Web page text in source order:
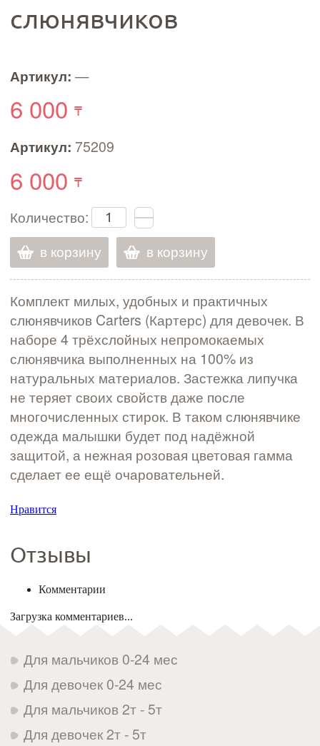
слюнявчиков
Артикул: —
6 000
Артикул: 75209
6 000
Количество:
в корзину
в корзину
Комплект милых, удобных и практичных
слюнявчиков Carters (Картерс) для девочек. В
наборе 4 трёхслойных непромокаемых
слюнявчика выполненных на 100% из
натуральных материалов. Застежка липучка
не теряет своих свойств даже после
многочисленных стирок. В таком слюнявчике
одежда малышки будет под надёжной
защитой, а нежная розовая цветовая гамма
сделает ее ещё очаровательней.
Нравится
Отзывы
Комментарии
Загрузка комментариев...
Для мальчиков 0-24 мес
Для девочек 0-24 мес
Для мальчиков 2т - 5т
Для девочек 2т - 5т